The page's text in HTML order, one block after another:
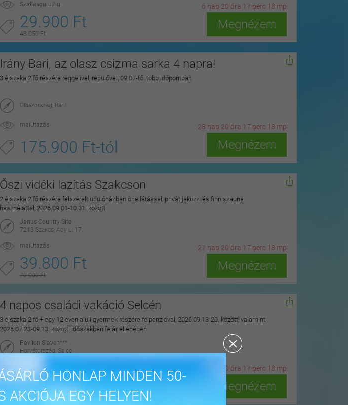
HONLAP MINDEN 50-
AKCIÓJA EGY HELYEN!
Szallasguru.hu 6 nap 20 óra 17 perc 16 mp
29.900 Ft
48.050 Ft
Megnézem
Irány Bari, az olasz csizma sarka 4 napra!
3 éjszaka 2 fő részére reggelivel, repülővel, 09.07-től több időpontban
Olaszország, Bari
maiUtazás 28 nap 20 óra 17 perc 16 mp
175.900 Ft-tól Megnézem
Őszi vidéki lazítás Szakcson
2 éjszaka 2 fő részére felszerelt üdülőházban önellátással, privát jakuzzi és finn szauna
használattal, 2026.09.01-10.31. között
Janus Country Site
7213 Szakcs, Ady u. 17.
maiUtazás 21 nap 20 óra 17 perc 16 mp
39.800 Ft
70.000 Ft
Megnézem
4 napos családi vakáció Selcén
3 éjszaka 2 fő + egy 12 éven aluli gyermek részére félpanzióval, 2026.09.13-20. között, valamint
2026.07.23-09.13. közötti időszakban felár ellenében
Pavilon Slaven***
Horvátország, Selce
20 óra 17 perc 16 mp
144.900 Ft Megnézem